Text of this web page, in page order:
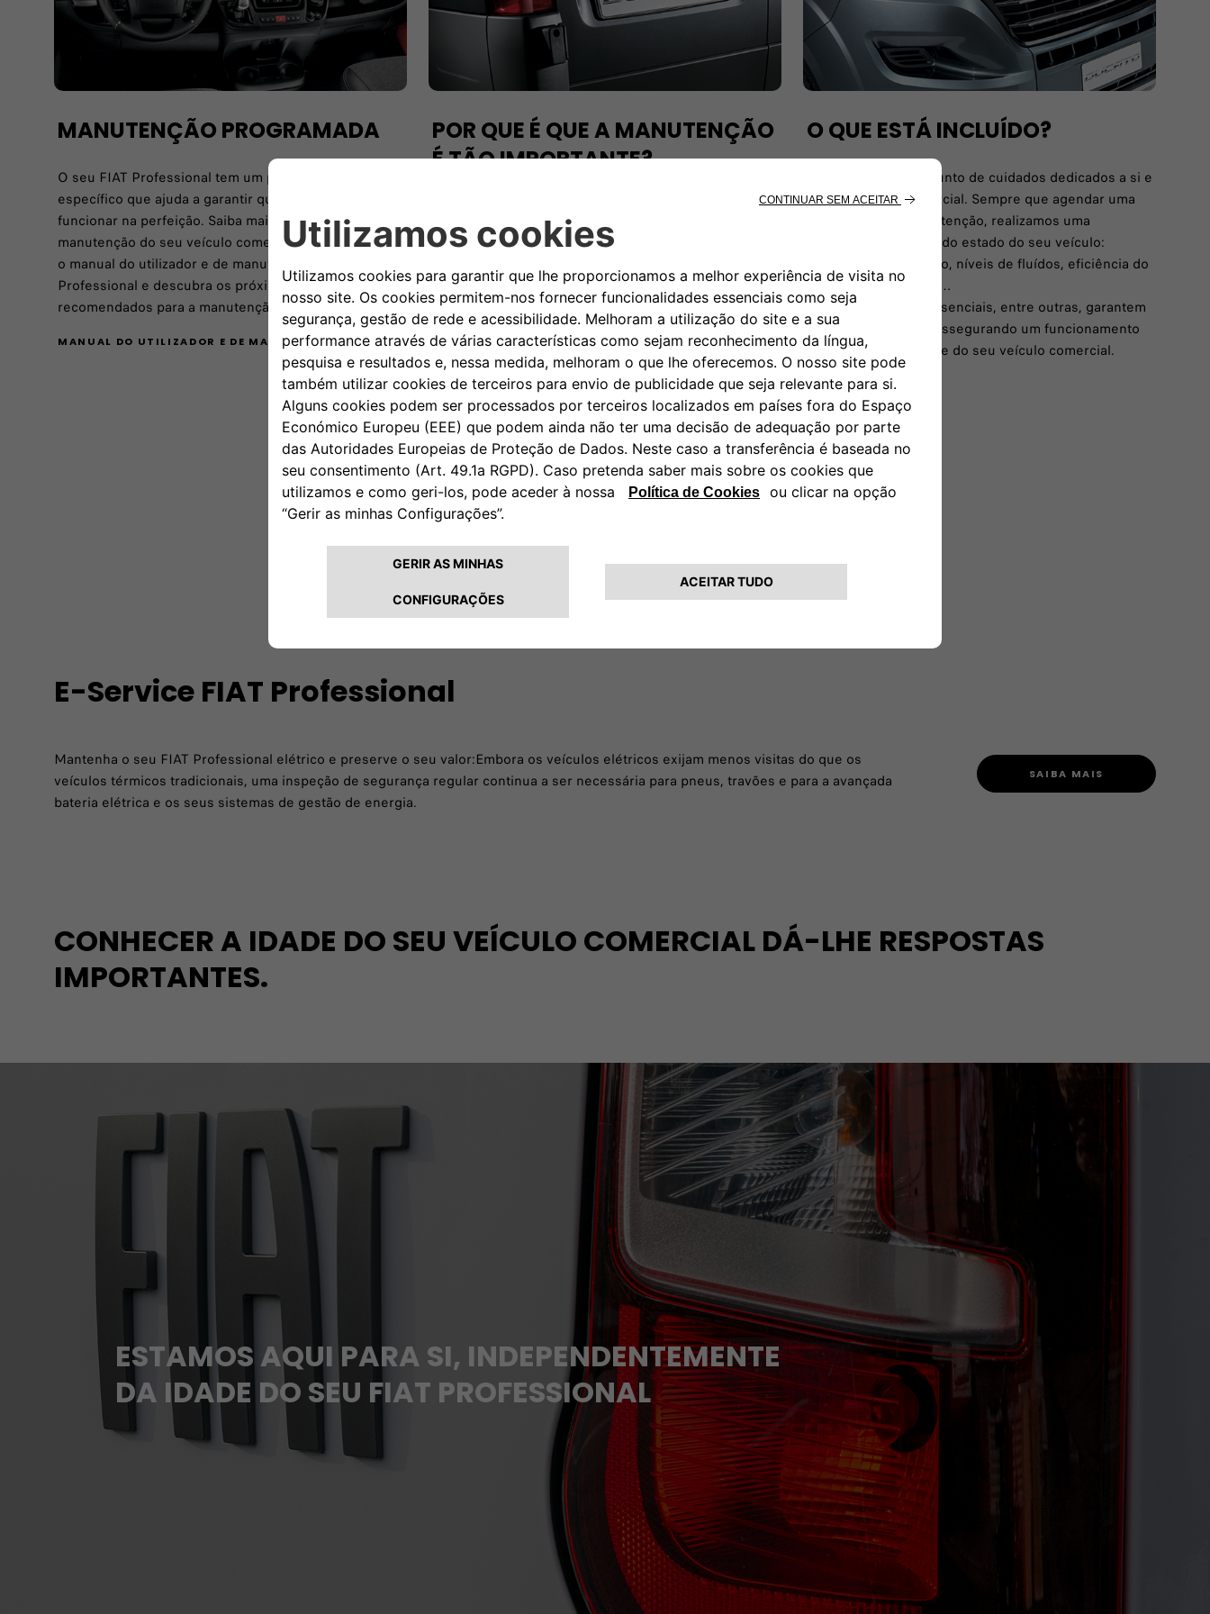
MANUTENÇÃO PROGRAMADA
O seu FIAT Professional tem um plano de manutenção
específico que ajuda a garantir que tudo continua a
funcionar na perfeição. Saiba mais sobre a
manutenção do seu veículo comercial ao descarregar
o manual do utilizador e de manutenção no myFIAT
Professional e descubra os próximos passos
recomendados para a manutenção!
MANUAL DO UTILIZADOR E DE MANUTENÇÃO
POR QUE É QUE A MANUTENÇÃO
É TÃO IMPORTANTE?
Professional em excelentes condições de
funcionamento, garantindo uma condução sem
preocupações. Também ajuda a prevenir problemas
futuros e a preservar todas as vantagens do veículo,
como a eficiência de combustível e o excelente
desempenho em estrada.
Descubra o melhor plano de manutenção para o seu
veículo comercial ao registar-se ou iniciar sessão no
myFIAT Professional.
O QUE ESTÁ INCLUÍDO?
Desfrute de um conjunto de cuidados dedicados a si e
ao seu veículo comercial. Sempre que agendar uma
intervenção de manutenção, realizamos uma
verificação completa do estado do seu veículo:
diagnóstico eletrónico, níveis de fluídos, eficiência do
sistema de travagem…
Estas verificações essenciais, entre outras, garantem
a sua tranquilidade, assegurando um funcionamento
mais suave e eficiente do seu veículo comercial.
E-Service FIAT Professional
Mantenha o seu FIAT Professional elétrico e preserve o seu valor:Embora os veículos elétricos exijam menos visitas do que os
veículos térmicos tradicionais, uma inspeção de segurança regular continua a ser necessária para pneus, travões e para a avançada
bateria elétrica e os seus sistemas de gestão de energia.
SAIBA MAIS
CONHECER A IDADE DO SEU VEÍCULO COMERCIAL DÁ-LHE RESPOSTAS
IMPORTANTES.
ESTAMOS AQUI PARA SI, INDEPENDENTEMENTE
DA IDADE DO SEU FIAT PROFESSIONAL